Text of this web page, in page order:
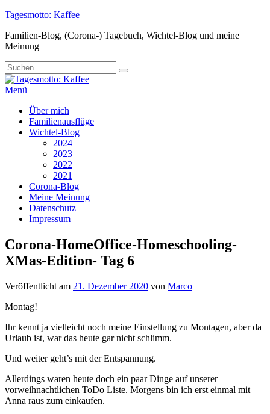
Zum
springen
Tagesmotto: Kaffee
Familien-Blog, (Corona-) Tagebuch, Wichtel-Blog und meine
Meinung
Suche
nach:
Suchen
Menü
Primäres
Menü
Über mich
Familienausflüge
Wichtel-Blog
2024
2023
2022
2021
Corona-Blog
Meine Meinung
Datenschutz
Impressum
Corona-HomeOffice-Homeschooling-
XMas-Edition- Tag 6
Veröffentlicht am 21. Dezember 2020 von Marco
Montag!
Ihr kennt ja vielleicht noch meine Einstellung zu Montagen, aber da
Urlaub ist, war das heute gar nicht schlimm.
Und weiter geht’s mit der Entspannung.
Allerdings waren heute doch ein paar Dinge auf unserer
vorweihnachtlichen ToDo Liste. Morgens bin ich erst einmal mit
Anna raus zum einkaufen.